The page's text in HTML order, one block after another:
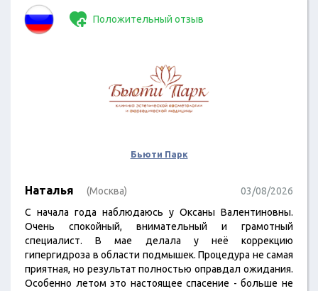
Положительный отзыв
Бьюти Парк
Наталья (Москва)
03/08/2026
С начала года наблюдаюсь у Оксаны Валентиновны.
Очень спокойный, внимательный и грамотный
специалист. В мае делала у неё коррекцию
гипергидроза в области подмышек. Процедура не самая
приятная, но результат полностью оправдал ожидания.
Особенно летом это настоящее спасение - больше не